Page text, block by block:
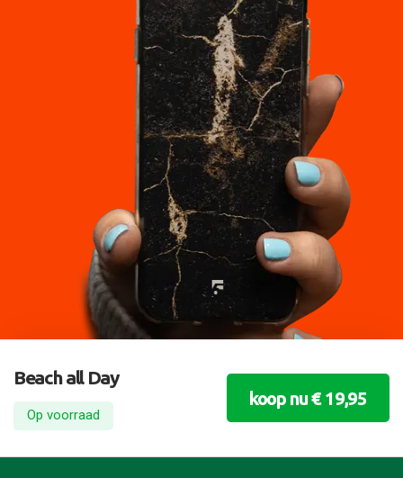
Beach all Day
Op voorraad
koop nu € 19,95